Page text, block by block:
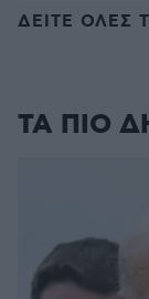
ΔΕΙΤΕ ΟΛΕΣ
ΤΑ ΠΙΟ